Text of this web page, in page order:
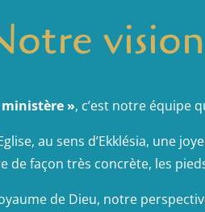
vision
ministère », c’est notre équipe
au sens d’Ekklésia, une
de façon très concrète, les
de Dieu, notre